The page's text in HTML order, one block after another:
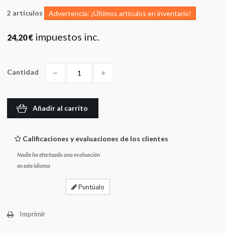
2 artículos Advertencia: ¡Últimos artículos en inventario!
24,20 € impuestos inc.
Cantidad
Añadir al carrito
Calificaciones y evaluaciones de los clientes
Nadie ha efectuado una evaluación
en este idioma
Puntúalo
Imprimir